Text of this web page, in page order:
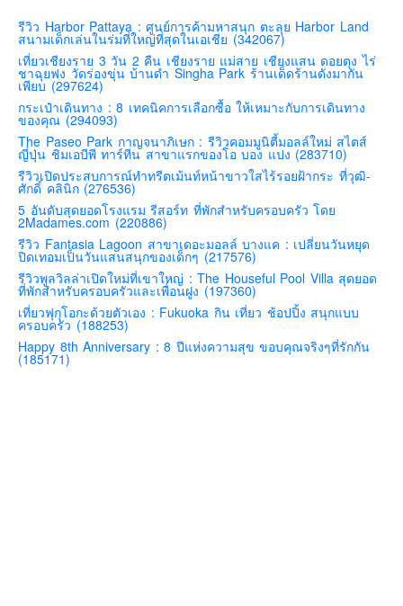
สเปน
โครเอเชีย
สโลเวเนีย
มอนเตรเนโกร
บอสเนียและเฮอร์เซโกวีน่า
ญี่ปุ่น
คันโต-โตเกียวและรอบๆ
คันไซ-โอซาก้า เกียวโต
คิวชู – ฟุกุโอกะ ซางะ เปปปุ ยุฟุอิน นางาซากิ
ฟูจิ
ฮอกไกโด
เอเชีย
รีวิว Harbor Pattaya : ศูนย์การค้ามหาสนุก ตะลุย Harbor Land
สนามเด็กเล่นในร่มที่ใหญ่ที่สุดในเอเชีย (342067)
เที่ยวเชียงราย 3 วัน 2 คืน เชียงราย แม่สาย เชียงแสน ดอยตุง ไร่
ชาฉุยฟง วัดร่องขุ่น บ้านดำ Singha Park ร้านเด็ดร้านดังมากัน
เพียบ (297624)
กระเป๋าเดินทาง : 8 เทคนิคการเลือกซื้อ ให้เหมาะกับการเดินทาง
ของคุณ (294093)
The Paseo Park กาญจนาภิเษก : รีวิวคอมมูนิตี้มอลล์ใหม่ สไตส์
ญี่ปุ่น ชิมเอบีพี ทาร์ทีน สาขาแรกของโอ บอง แปง (283710)
รีวิวเปิดประสบการณ์ทำทรีตเม้นท์หน้าขาวใสไร้รอยฝ้ากระ ที่วุฒิ-
ศักดิ์ คลินิก (276536)
5 อันดับสุดยอดโรงแรม รีสอร์ท ที่พักสำหรับครอบครัว โดย
2Madames.com (220886)
รีวิว Fantasia Lagoon สาขาเดอะมอลล์ บางแค : เปลี่ยนวันหยุด
ปิดเทอมเป็นวันแสนสนุกของเด็กๆ (217576)
รีวิวพูลวิลล่าเปิดใหม่ที่เขาใหญ่ : The Houseful Pool Villa สุดยอด
ที่พักสำหรับครอบครัวและเพื่อนฝูง (197360)
เที่ยวฟุกุโอกะด้วยตัวเอง : Fukuoka กิน เที่ยว ช้อปปิ้ง สนุกแบบ
ครอบครัว (188253)
Happy 8th Anniversary : 8 ปีแห่งความสุข ขอบคุณจริงๆที่รักกัน
(185171)